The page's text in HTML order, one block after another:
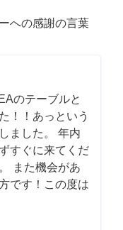
への感謝の言葉
のテーブルと
！！あっという
ました。 年内
すぐに来てくだ
また機会があ
です！この度は